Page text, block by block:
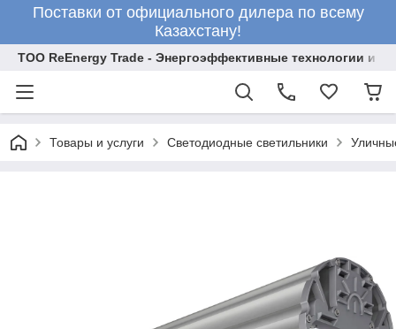
Поставки от официального дилера по всему
Казахстану!
ТОО ReEnergy Trade - Энергоэффективные технологии и
Товары и услуги Светодиодные светильники